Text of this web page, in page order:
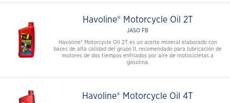
Havoline® Motorcycle Oil 2T
JASO FB
Havoline® Motorcycle Oil 2T es un aceite mineral elaborado con
bases de alta calidad del grupo II, recomendado para lubricación de
motores de dos tiempos enfriados por aire de motocicletas a
gasolina.
Havoline® Motorcycle Oil 4T